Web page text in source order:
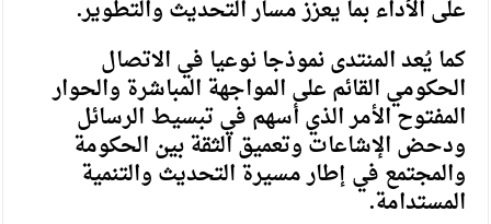
على الأداء بما يعزز مسار التحديث والتطوير.
كما يُعد المنتدى نموذجا نوعيا في الاتصال
الحكومي القائم على المواجهة المباشرة والحوار
المفتوح الأمر الذي أسهم في تبسيط الرسائل
ودحض الإشاعات وتعميق الثقة بين الحكومة
والمجتمع في إطار مسيرة التحديث والتنمية
المستدامة.